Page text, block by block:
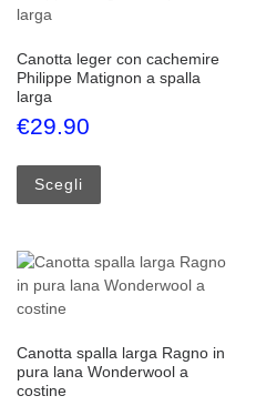
Canotta leger con cachemire
Philippe Matignon a spalla
larga
€29.90
Scegli
Canotta spalla larga Ragno in
pura lana Wonderwool a
costine